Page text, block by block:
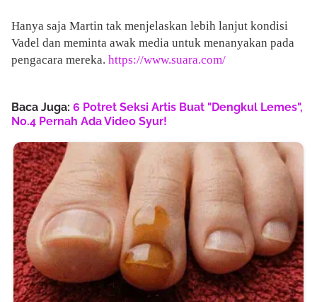
Hanya saja Martin tak menjelaskan lebih lanjut kondisi
Vadel dan meminta awak media untuk menanyakan pada
pengacara mereka. https://www.suara.com/
Baca Juga: 6 Potret Seksi Artis Buat "Dengkul Lemes",
No.4 Pernah Ada Video Syur!